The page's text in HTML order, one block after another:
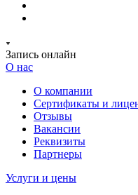
Запись онлайн
О нас
О компании
Сертификаты и
Отзывы
Вакансии
Реквизиты
Партнеры
Услуги и цены